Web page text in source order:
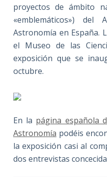
proyectos de ámbito
«emblemáticos»)
Astronomía en España.
el Museo de las
exposición que se
octubre.
En la página española
Astronomía podéis
la exposición casi al
dos entrevistas